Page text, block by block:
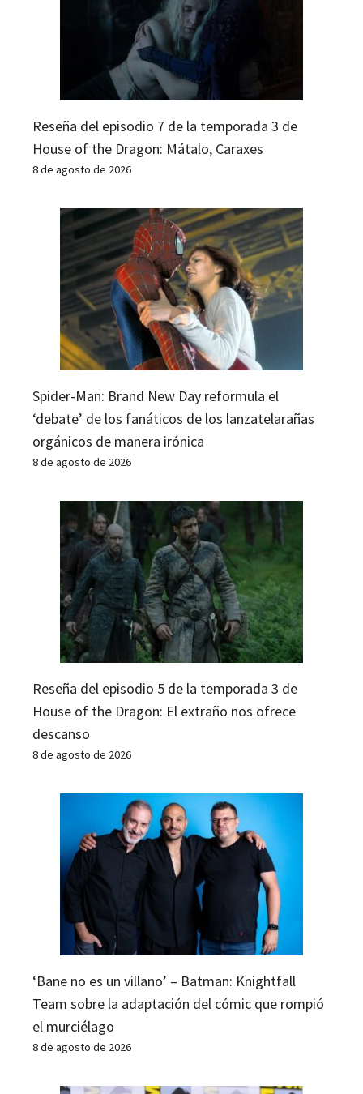
Reseña del episodio 7 de la temporada 3 de
House of the Dragon: Mátalo, Caraxes
8 de agosto de 2026
Spider-Man: Brand New Day reformula el
‘debate’ de los fanáticos de los lanzatelarañas
orgánicos de manera irónica
8 de agosto de 2026
Reseña del episodio 5 de la temporada 3 de
House of the Dragon: El extraño nos ofrece
descanso
8 de agosto de 2026
‘Bane no es un villano’ – Batman: Knightfall
Team sobre la adaptación del cómic que rompió
el murciélago
8 de agosto de 2026